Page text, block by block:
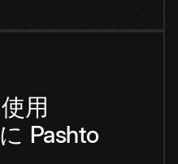
使用
に Pashto